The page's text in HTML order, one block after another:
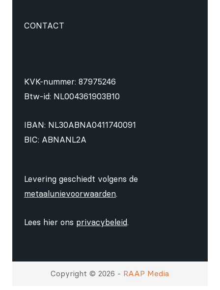
CONTACT
KVK-nummer: 87975246
Btw-id: NL004361903B10
IBAN: NL30ABNA0411740091
BIC: ABNANL2A
Levering geschiedt volgens de
metaalunievoorwaarden.
Lees hier ons privacybeleid.
Copyright © 2026 - RAAP Media